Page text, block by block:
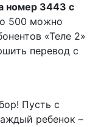
номер 3443 с
500 можно
«Теле 2»
перевод с
Пусть с
ребенок –